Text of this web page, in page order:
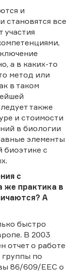
и
становятся все
а в каких-то
метод или
в таком
также
и стоимости
в биологии
элементы
биоэтике с
с
же практика в
А
быстро
В 2003
отчет о работе
группы по
86/609/EEC о